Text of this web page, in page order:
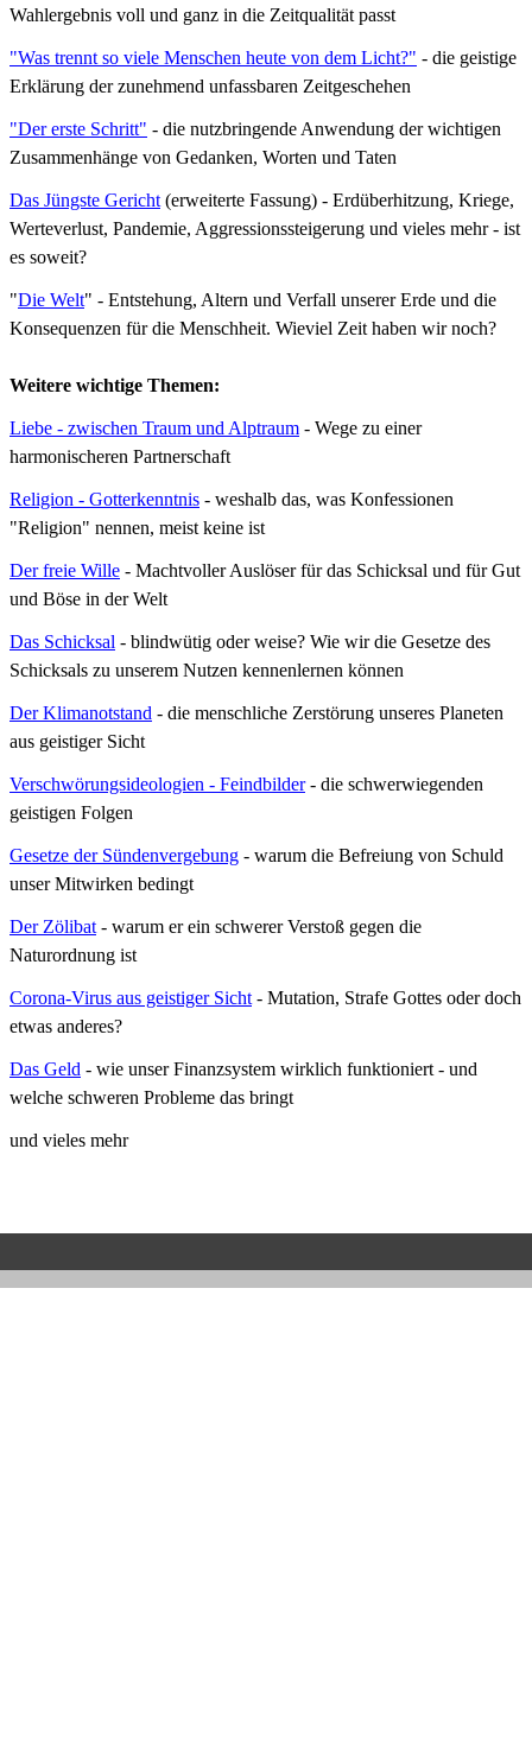
Wahlergebnis voll und ganz in die Zeitqualität passt
"Was trennt so viele Menschen heute von dem Licht?" - die geistige
Erklärung der zunehmend unfassbaren Zeitgeschehen
"Der erste Schritt" - die nutzbringende Anwendung der wichtigen
Zusammenhänge von Gedanken, Worten und Taten
Das Jüngste Gericht(erweiterte Fassung) - Erdüberhitzung, Kriege,
Werteverlust, Pandemie, Aggressionssteigerung und vieles mehr - ist
es soweit?
"Die Welt" - Entstehung, Altern und Verfall unserer Erde und die
Konsequenzen für die Menschheit. Wieviel Zeit haben wir noch?
Weitere wichtige Themen:
Liebe - zwischen Traum und Alptraum - Wege zu einer
harmonischeren Partnerschaft
Religion - Gotterkenntnis - weshalb das, was Konfessionen
"Religion" nennen, meist keine ist
Der freie Wille - Machtvoller Auslöser für das Schicksal und für Gut
und Böse in der Welt
Das Schicksal - blindwütig oder weise? Wie wir die Gesetze des
Schicksals zu unserem Nutzen kennenlernen können
Der Klimanotstand - die menschliche Zerstörung unseres Planeten
aus geistiger Sicht
Verschwörungsideologien - Feindbilder - die schwerwiegenden
geistigen Folgen
Gesetze der Sündenvergebung - warum die Befreiung von Schuld
unser Mitwirken bedingt
Der Zölibat - warum er ein schwerer Verstoß gegen die
Naturordnung ist
Corona-Virus aus geistiger Sicht - Mutation, Strafe Gottes oder doch
etwas anderes?
Das Geld - wie unser Finanzsystem wirklich funktioniert - und
welche schweren Probleme das bringt
und vieles mehr